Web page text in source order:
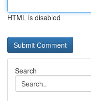
HTML is disabled
Search